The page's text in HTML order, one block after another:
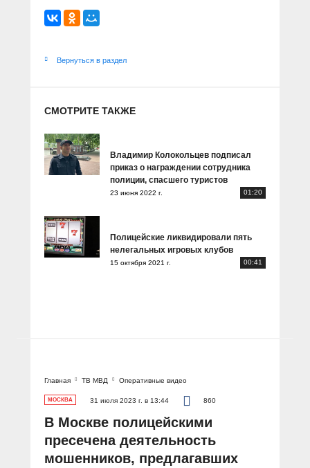
Вернуться в раздел
СМОТРИТЕ ТАКЖЕ
Владимир Колокольцев подписал
приказ о награждении сотрудника
полиции, спасшего туристов
23 июня 2022 г. 01:20
Полицейские ликвидировали пять
нелегальных игровых клубов
15 октября 2021 г. 00:41
Главная ТВ МВД Оперативные видео
МОСКВА 31 июля 2023 г. в 13:44 860
В Москве полицейскими
пресечена деятельность
мошенников, предлагавших